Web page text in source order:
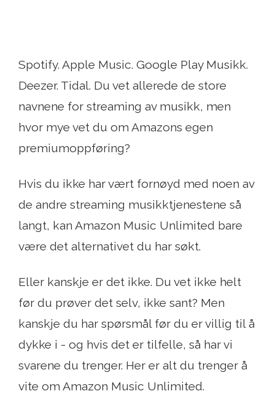
Spotify. Apple Music. Google Play Musikk.
Deezer. Tidal. Du vet allerede de store
navnene for streaming av musikk, men
hvor mye vet du om Amazons egen
premiumoppføring?
Hvis du ikke har vært fornøyd med noen av
de andre streaming musikktjenestene så
langt, kan Amazon Music Unlimited bare
være det alternativet du har søkt.
Eller kanskje er det ikke. Du vet ikke helt
før du prøver det selv, ikke sant? Men
kanskje du har spørsmål før du er villig til å
dykke i - og hvis det er tilfelle, så har vi
svarene du trenger. Her er alt du trenger å
vite om Amazon Music Unlimited.